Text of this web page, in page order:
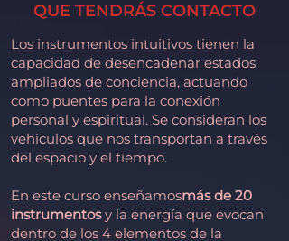
QUE TENDRÁS CONTACTO
Los instrumentos intuitivos tienen la
capacidad de desencadenar estados
ampliados de conciencia, actuando
como puentes para la conexión
personal y espiritual. Se consideran los
vehículos que nos transportan a través
del espacio y el tiempo.
En este curso enseñamosmás de 20
instrumentosy la energía que evocan
dentro de los 4 elementos de la